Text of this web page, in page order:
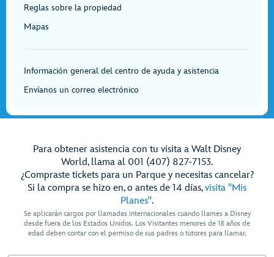
Reglas sobre la propiedad
Mapas
Información general del centro de ayuda y asistencia
Envíanos un correo electrónico
Para obtener asistencia con tu visita a Walt Disney
World, llama al 001 (407) 827-7153.
¿Compraste tickets para un Parque y necesitas cancelar?
Si la compra se hizo en, o antes de 14 días,visita "Mis
Planes".
Se aplicarán cargos por llamadas internacionales cuando llames a Disney
desde fuera de los Estados Unidos. Los Visitantes menores de 18 años de
edad deben contar con el permiso de sus padres o tutores para llamar.